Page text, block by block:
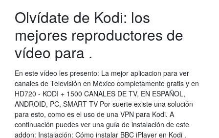
Olvídate de Kodi: los
mejores reproductores de
vídeo para .
En este vídeo les presento: La mejor aplicacion para ver
canales de Televisión en México completamente gratis y en
HD720 - KODI + 1500 CANALES DE TV, EN ESPAÑOL,
ANDROID, PC, SMART TV Por suerte existe una solución
para esto, como es el uso de una VPN para Kodi. A
continuación puedes ver una guía de instalación de este
addon: Instalación: Cómo instalar BBC iPlayer en Kodi .